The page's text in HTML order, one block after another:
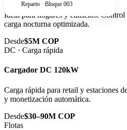
Reparto · Bloque 003
Ideal para hogares y edificios.
carga nocturna optimizada.
Desde$5M COP
DC · Carga rápida
Cargador DC 120kW
Carga rápida para retail y estaciones
y monetización automática.
Desde$30–90M COP
Flotas